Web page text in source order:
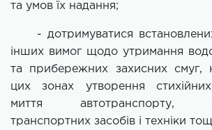
та умов їх надання;
- дотримуватися
інших вимог щодо утримання
та прибережних захисних смуг,
цих зонах утворення стихійних
миття автотранспорту,
транспортних засобів і техніки